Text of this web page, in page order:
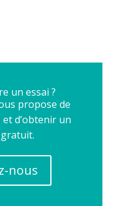
un essai ?
propose de
d’obtenir un
nous